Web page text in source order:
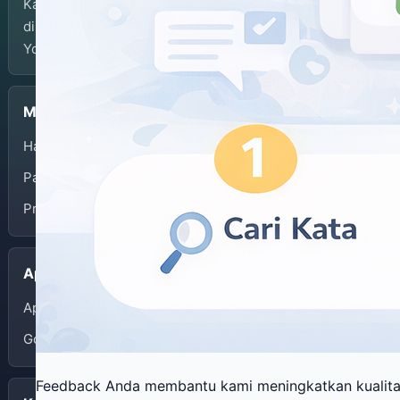
Feedback Anda membantu kami meningkatkan
Kamus Bahasa Jawa-Indonesia dikembangkan dan
dikelola oleh Balai Bahasa Provinsi Daerah Istimewa
Yogyakarta.
Menu
Halaman Depan
Panduan Penggunaan
Privacy Policy
Aplikasi
App Store
Google Play